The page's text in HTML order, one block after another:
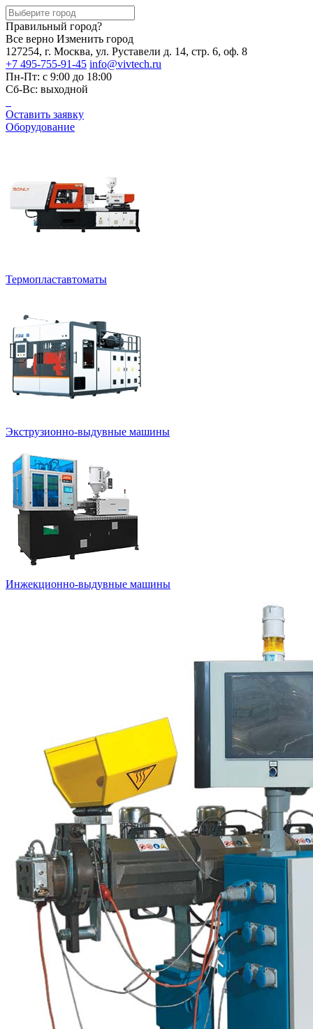
Правильный город?
Все верно Изменить город
127254, г. Москва, ул. Руставели д. 14, стр. 6, оф. 8
+7 495-755-91-45 info@vivtech.ru
Пн-Пт: с 9:00 до 18:00
Сб-Вс: выходной
Оставить заявку
Оборудование
Термопластавтоматы
Экструзионно-выдувные машины
Инжекционно-выдувные машины